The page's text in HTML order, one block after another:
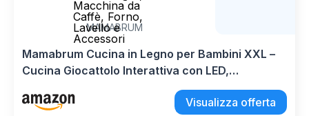
Macchina da
Caffè, Forno,
Lavello e
Accessori
MAMABRUM
Mamabrum Cucina in Legno per Bambini XXL –
Cucina Giocattolo Interattiva con LED,
Microonde, Lavastoviglie, Macchina da Caffè,
Forno, Lavello e Accessori
Visualizza offerta